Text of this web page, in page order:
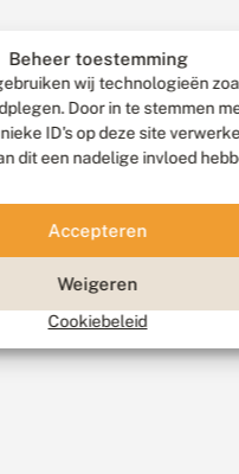
Beheer toestemming
wij technologieën
Door in te stemmen
ID's op deze site
dit een nadelige invloed
Accepteren
Weigeren
Cookiebeleid